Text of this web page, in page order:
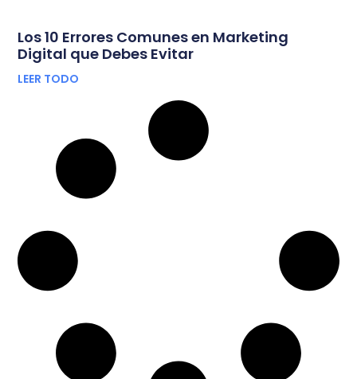
Los 10 Errores Comunes en Marketing
Digital que Debes Evitar
LEER TODO